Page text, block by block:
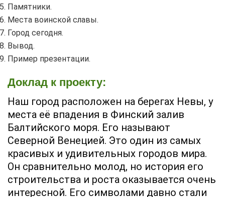
Памятники.
Места воинской славы.
Город сегодня.
Вывод.
Пример презентации.
Доклад к проекту:
Наш город расположен на берегах Невы, у
места её впадения в Финский залив
Балтийского моря. Его называют
Северной Венецией. Это один из самых
красивых и удивительных городов мира.
Он сравнительно молод, но история его
строительства и роста оказывается очень
интересной. Его символами давно стали